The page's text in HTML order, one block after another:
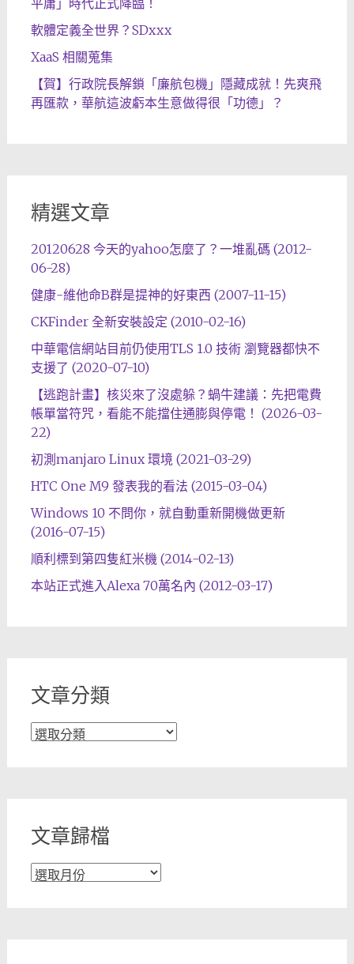
軟體定義全世界？SDxxx
XaaS 相關蒐集
【賀】行政院長解鎖「廉航包機」隱藏成就！先爽飛
再匯款，華航這波虧本生意做得很「功德」？
精選文章
20120628 今天的yahoo怎麼了？一堆亂碼 (2012-
06-28)
健康-維他命B群是提神的好東西 (2007-11-15)
CKFinder 全新安裝設定 (2010-02-16)
中華電信網站目前仍使用TLS 1.0 技術 瀏覽器都快不
支援了 (2020-07-10)
【逃跑計畫】核災來了沒處躲？蝸牛建議：先把電費
帳單當符咒，看能不能擋住通膨與停電！ (2026-03-
22)
初測manjaro Linux 環境 (2021-03-29)
HTC One M9 發表我的看法 (2015-03-04)
Windows 10 不問你，就自動重新開機做更新
(2016-07-15)
順利標到第四隻紅米機 (2014-02-13)
本站正式進入Alexa 70萬名內 (2012-03-17)
文章分類
文
文章歸檔
文